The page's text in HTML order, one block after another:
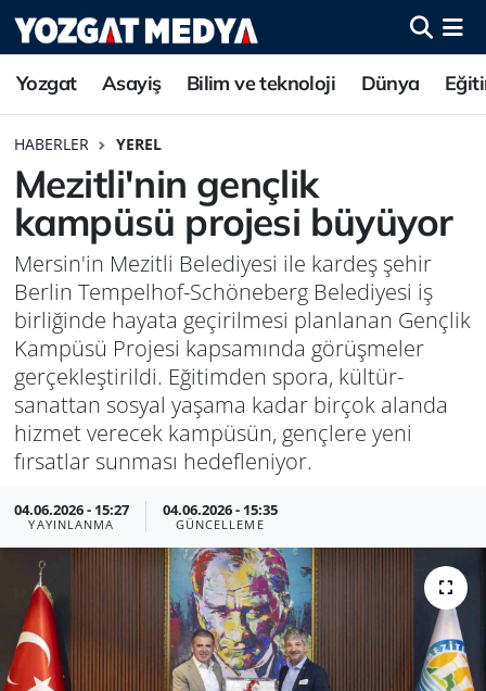
Yozgat Asayiş Bilim ve teknoloji Dünya
HABERLER YEREL
Mezitli'nin gençlik
kampüsü projesi büyüyor
Mersin'in Mezitli Belediyesi ile kardeş şehir
Berlin Tempelhof-Schöneberg Belediyesi iş
birliğinde hayata geçirilmesi planlanan Gençlik
Kampüsü Projesi kapsamında görüşmeler
gerçekleştirildi. Eğitimden spora, kültür-
sanattan sosyal yaşama kadar birçok alanda
hizmet verecek kampüsün, gençlere yeni
fırsatlar sunması hedefleniyor.
04.06.2026 - 15:27
YAYINLANMA
04.06.2026 - 15:35
GÜNCELLEME